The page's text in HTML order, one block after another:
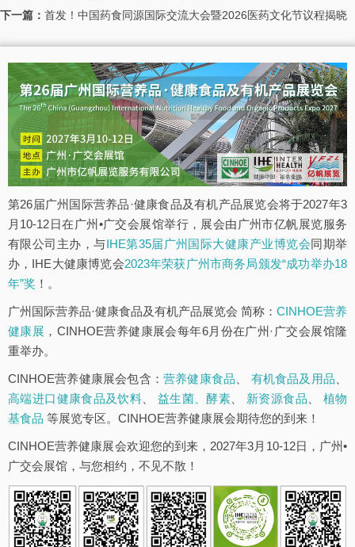
下一篇： 首发！中国药食同源国际交流大会暨2026医药文化节议程揭晓
第26届广州国际营养品·健康食品及有机产品展览会将于2027年3
月10-12日在广州•广交会展馆举行，展会由广州市亿帆展览服务
有限公司主办，与IHE第35届广州国际大健康产业博览会同期举
办，IHE大健康博览会2023年荣获广州市商务局颁发“成功举办18
年”奖 ！。
广州国际营养品·健康食品及有机产品展览会 简称： CINHOE营养
健康展 ，CINHOE营养健康展会每年6月份在广州·广交会展馆隆
重举办。
CINHOE营养健康展会包含： 营养健康食品 有机食品及用品
高端进口健康食品及饮料
益生菌、酵素 新资源食品
植物
基食品 等展览专区。CINHOE营养健康展会期待您的到来！
CINHOE营养健康展会欢迎您的到来，2027年3月10-12日，广州•
广交会展馆，与您相约，不见不散！